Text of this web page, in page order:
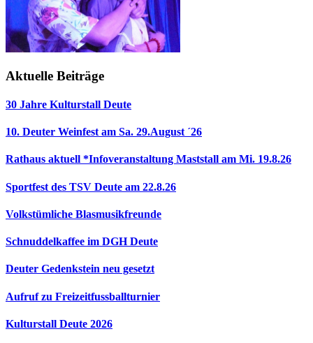
Aktuelle Beiträge
30 Jahre Kulturstall Deute
10. Deuter Weinfest am Sa. 29.August ´26
Rathaus aktuell *Infoveranstaltung Maststall am Mi. 19.8.26
Sportfest des TSV Deute am 22.8.26
Volkstümliche Blasmusikfreunde
Schnuddelkaffee im DGH Deute
Deuter Gedenkstein neu gesetzt
Aufruf zu Freizeitfussballturnier
Kulturstall Deute 2026